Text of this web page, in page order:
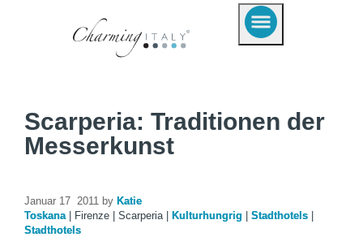
Scarperia: Traditionen der
Messerkunst
Januar 17 2011 by Katie
Toskana
Firenze Scarperia Kulturhungrig Stadthotels
Stadthotels